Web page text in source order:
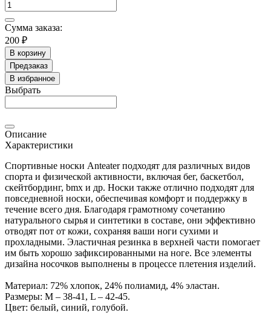
Сумма заказа:
200 ₽
В корзину
Предзаказ
В избранное
Выбрать
Описание
Характеристики
Спортивные носки Anteater подходят для различных видов
спорта и физической активности, включая бег, баскетбол,
скейтбординг, bmx и др. Носки также отлично подходят для
повседневной носки, обеспечивая комфорт и поддержку в
течение всего дня. Благодаря грамотному сочетанию
натурального сырья и синтетики в составе, они эффективно
отводят пот от кожи, сохраняя ваши ноги сухими и
прохладными. Эластичная резинка в верхней части помогает
им быть хорошо зафиксированными на ноге. Все элементы
дизайна носочков выполнены в процессе плетения изделий.
Материал: 72% хлопок, 24% полиамид, 4% эластан.
Размеры: M – 38-41, L – 42-45.
Цвет: белый, синий, голубой.